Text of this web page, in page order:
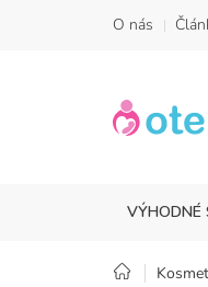
O nás
VÝHODNÉ
Domů